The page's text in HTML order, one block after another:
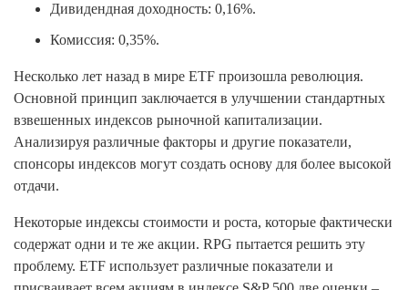
Дивидендная доходность: 0,16%.
Комиссия: 0,35%.
Несколько лет назад в мире ETF произошла революция.
Основной принцип заключается в улучшении стандартных
взвешенных индексов рыночной капитализации.
Анализируя различные факторы и другие показатели,
спонсоры индексов могут создать основу для более высокой
отдачи.
Некоторые индексы стоимости и роста, которые фактически
содержат одни и те же акции. RPG пытается решить эту
проблему. ETF использует различные показатели и